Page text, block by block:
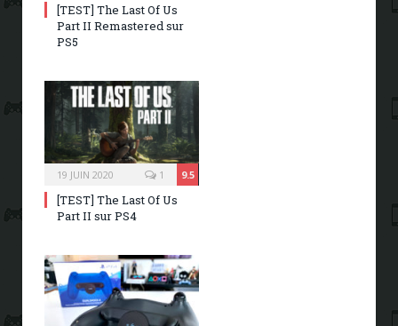
[TEST] The Last Of Us
Part II Remastered sur
PS5
19 JUIN 2020 9.5
1
[TEST] The Last Of Us
Part II sur PS4